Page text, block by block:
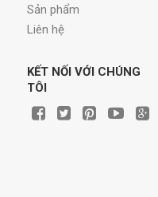
Sản phẩm
Liên hệ
KẾT NỐI VỚI CHÚNG
TÔI